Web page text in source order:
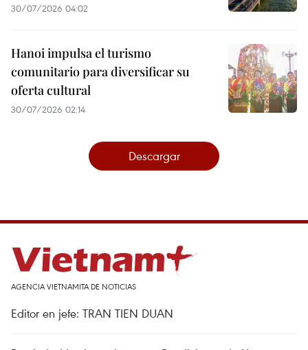
30/07/2026 04:02
Hanoi impulsa el turismo
comunitario para diversificar su
oferta cultural
30/07/2026 02:14
Descargar
AGENCIA VIETNAMITA DE NOTICIAS
Editor en jefe: TRAN TIEN DUAN